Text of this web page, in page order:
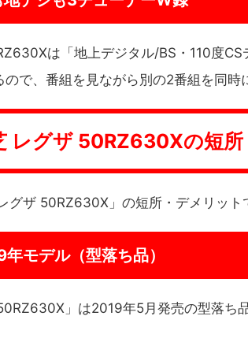
は「地上デジタル/BS・110度
ので、番組を見ながら別の2番組を同時
レグザ 50RZ630Xの短所
グザ 50RZ630X」の短所・デメリット
モデル（型落ち品）
」は2019年5月発売の型落ち